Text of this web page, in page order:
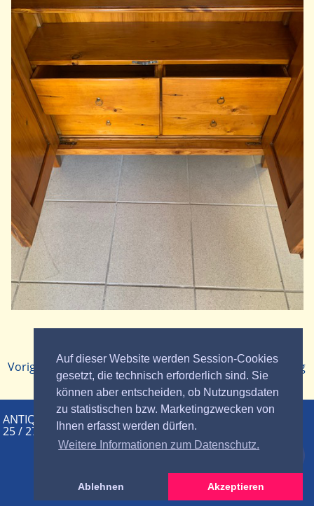
Auf dieser Website werden Session-Cookies
gesetzt, die technisch erforderlich sind. Sie
können aber entscheiden, ob Nutzungsdaten
zu statistischen bzw. Marketingzwecken von
Ihnen erfasst werden dürfen.
Weitere Informationen zum Datenschutz.
Ablehnen Akzeptieren
Voriger Beitrag|
Zurück zur
Übersicht
|Nächster Beitrag
ANTIQUITÄTEN HERMANN STUMPF | Hauptstr.
25 / 27 | Neckarsteinach |Tel. 0 62 29 - 72 75
mobil: 0171 750 29 86